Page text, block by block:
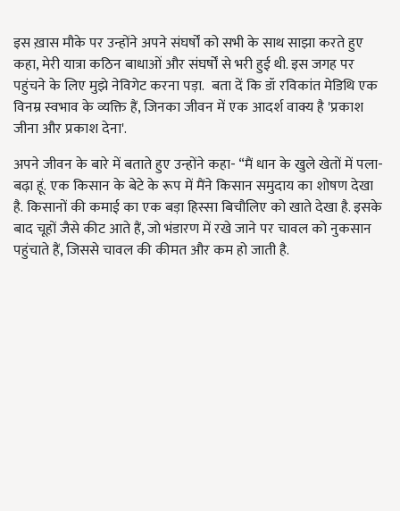
इस ख़ास मौके पर उन्होंने अपने संघर्षों को सभी के साथ साझा करते हुए
कहा, मेरी यात्रा कठिन बाधाओं और संघर्षों से भरी हुई थी. इस जगह पर
पहुंचने के लिए मुझे नेविगेट करना पड़ा. बता दें कि डॉ रविकांत मेडिथि एक
विनम्र स्वभाव के व्यक्ति हैं, जिनका जीवन में एक आदर्श वाक्य है 'प्रकाश
जीना और प्रकाश देना'.
अपने जीवन के बारे में बताते हुए उन्होंने कहा- “मैं धान के खुले खेतों में पला-
बढ़ा हूं. एक किसान के बेटे के रूप में मैंने किसान समुदाय का शोषण देखा
है. किसानों की कमाई का एक बड़ा हिस्सा बिचौलिए को खाते देखा है. इसके
बाद चूहों जैसे कीट आते हैं, जो भंडारण में रखे जाने पर चावल को नुकसान
पहुंचाते हैं, जिससे चावल की कीमत और कम हो जाती है.